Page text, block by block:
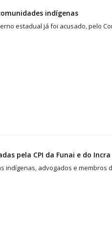
indígenas
estadual já foi acusado, pelo
pela CPI da Funai e do Incra
indígenas, advogados e membros